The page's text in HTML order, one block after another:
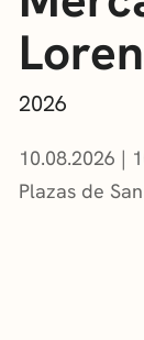
2026
10.08.2026 |
Plazas de